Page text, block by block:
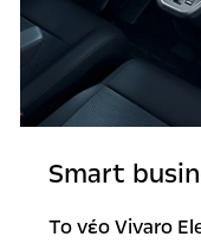
Smart
Το νέο Vivaro